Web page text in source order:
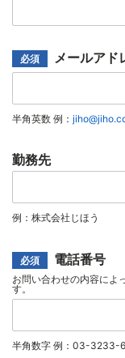
名
必須
メールアド
ー
ル
ド
ス
*
半角英数 例：
勤務先
務
先
例：株式会社じほう
必須 電話番号
お問い合わせの内容によ
す。
話
番
半角数字 例：03-3233-